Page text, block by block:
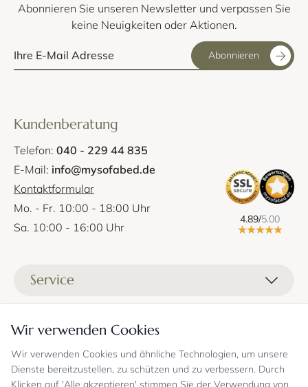
Wir verwenden Cookies
Wir verwenden Cookies und ähnliche Technologien, um unsere
Dienste bereitzustellen, zu schützen und zu verbessern. Durch
Klicken auf 'Alle akzeptieren' stimmen Sie der Verwendung von
Abonnieren Sie unseren Newsletter und verpassen Sie
keine Neuigkeiten oder Aktionen.
Abonnieren
Kundenberatung
Telefon: 040 - 229 44 835
E-Mail: info@mysofabed.de
Kontaktformular
Mo. - Fr. 10:00 - 18:00 Uhr
Sa. 10:00 - 16:00 Uhr
4.89/5.00
Service
Zahlungsmöglichkeiten
Stoffprobenanfrage
Gutschein
Sicheres Einkaufen und Retoureninfo
Informationen
Kontakt
Showrooms
Sicheres Einkaufen